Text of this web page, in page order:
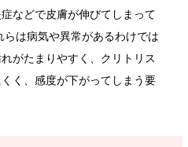
などで皮膚が伸びてしまって
は病気や異常があるわけでは
がたまりやすく、クリトリス
く、感度が下がってしまう要